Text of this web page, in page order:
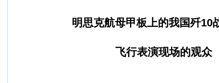
明思克航母甲板上的我国歼10
飞行表演现场的观众